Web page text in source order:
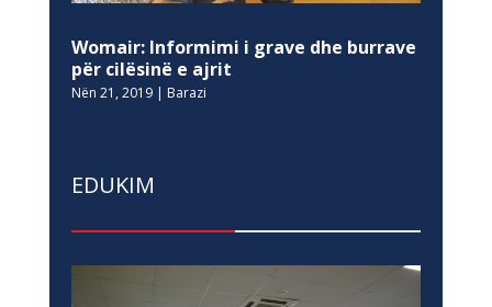
Womair: Informimi i grave dhe burrave
për cilësinë e ajrit
Nën 21, 2019| Barazi
EDUKIM